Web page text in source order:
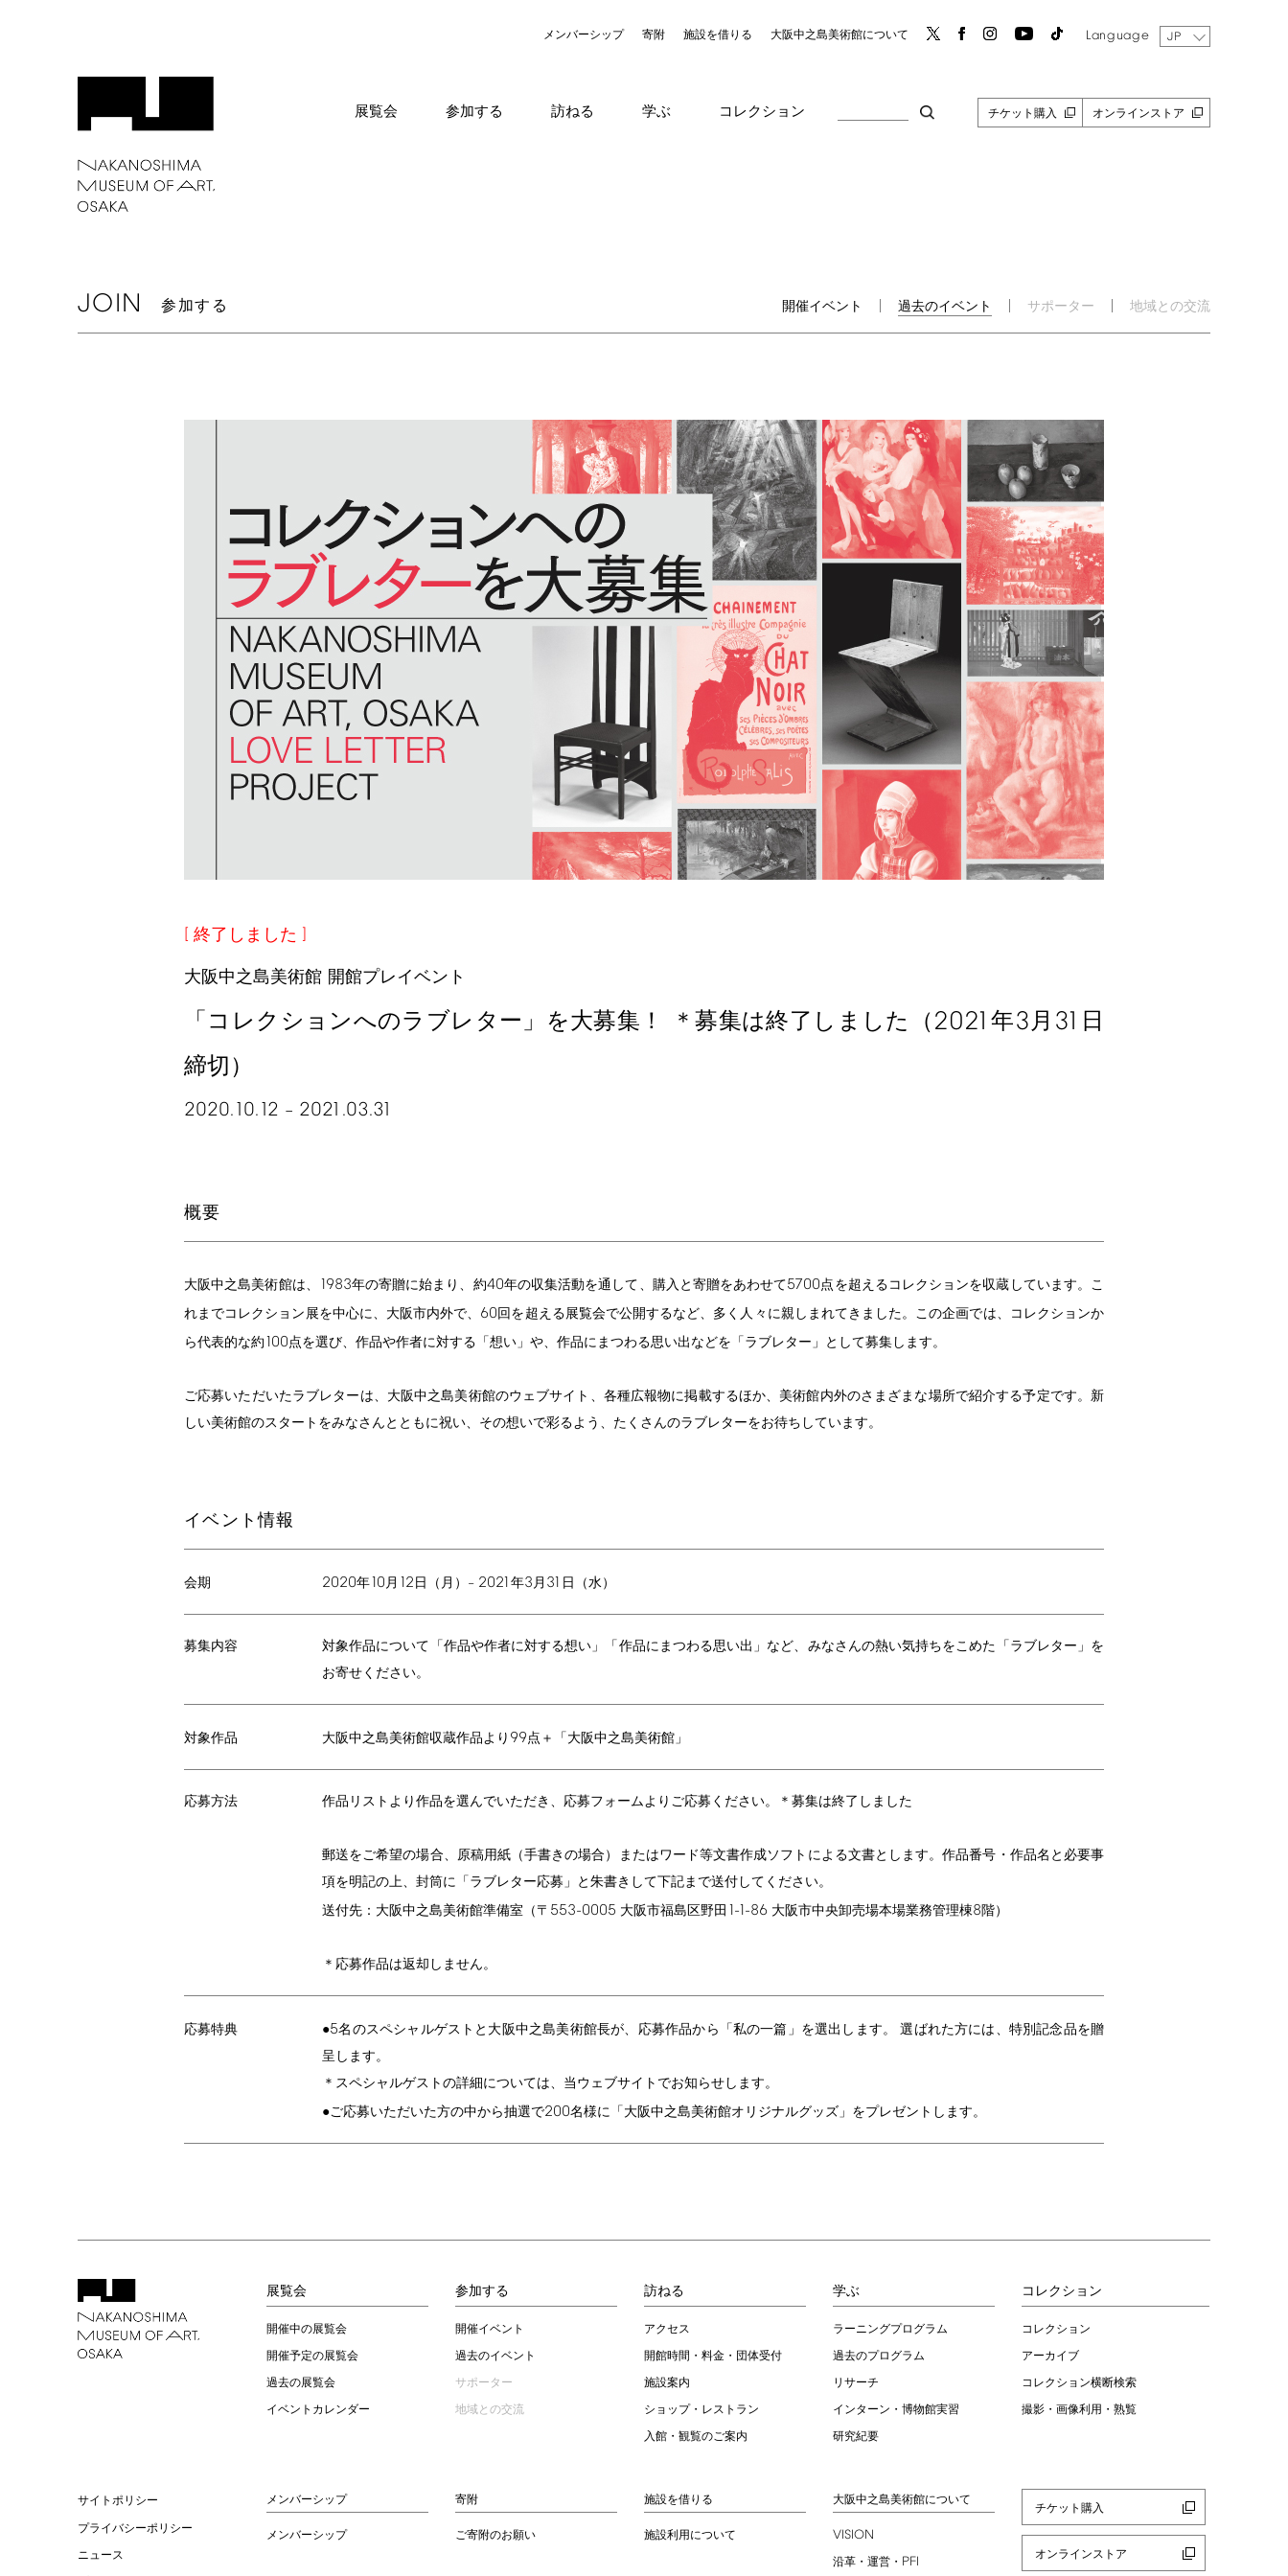
メンバーシップ 寄附 施設を借りる 大阪中之島美術館について Language JP
展覧会 参加する 訪ねる 学ぶ コレクション チケット購入 オンラインストア
JOIN 参加する 開催イベント 過去のイベント サポーター 地域との交流
終了しました
大阪中之島美術館 開館プレイベント
「コレクションへのラブレター」を大募集！ ＊募集は終了しました（2021年3月 31 日
締切）
2020.10.12 – 2021.03.31
概要
大阪中之島美術館は、 1983年の寄贈に始まり、約40年の収集活動を通して、購入と寄贈をあわせて5700点を超えるコレクションを収蔵しています。こ
れまでコレクション展を中心に、大阪市内外で、 60回を超える展覧会で公開するなど、多く人々に親しまれてきました。この企画では、コレクションか
ら代表的な約100点を選び、作品や作者に対する「想い」や、作品にまつわる思い出などを「ラブレター」として募集します。
ご応募いただいたラブレターは、大阪中之島美術館のウェブサイト、各種広報物に掲載するほか、美術館内外のさまざまな場所で紹介する予定です。新
しい美術館のスタートをみなさんとともに祝い、その想いで彩るよう、たくさんのラブレターをお待ちしています。
イベント情報
会期 2020年10月 12 日（月）– 2021年3月 31 日（水）
募集内容
対象作品について「作品や作者に対する想い」「作品にまつわる思い出」など、みなさんの熱い気持ちをこめた「ラブレター」を
お寄せください。
対象作品 大阪中之島美術館収蔵作品より 99点＋「大阪中之島美術館」
応募方法 作品リストより作品を選んでいただき、応募フォームよりご応募ください。＊募集は終了しました
郵送をご希望の場合、原稿用紙（手書きの場合）またはワード等文書作成ソフトによる文書とします。作品番号・作品名と必要事
項を明記の上、封筒に「ラブレター応募」と朱書きして下記まで送付してください。
送付先：大阪中之島美術館準備室（〒 553-0005 大阪市福島区野田 1-1-86 大阪市中央卸売場本場業務管理棟8階）
＊応募作品は返却しません。
応募特典 ●5名のスペシャルゲストと大阪中之島美術館長が、応募作品から「私の一篇」を選出します。 選ばれた方には、特別記念品を贈
呈します。
＊スペシャルゲストの詳細については、当ウェブサイトでお知らせします。
●ご応募いただいた方の中から抽選で200名様に「大阪中之島美術館オリジナルグッズ」をプレゼントします。
展覧会
開催中の展覧会
開催予定の展覧会
過去の展覧会
イベントカレンダー
参加する
開催イベント
過去のイベント
サポーター
地域との交流
訪ねる
アクセス
開館時間・料金・団体受付
施設案内
ショップ・レストラン
入館・観覧のご案内
学ぶ
ラーニングプログラム
過去のプログラム
リサーチ
インターン・博物館実習
研究紀要
コレクション
コレクション
アーカイブ
コレクション横断検索
撮影・画像利用・熟覧
サイトポリシー
プライバシーポリシー
ニュース
メンバーシップ
メンバーシップ
寄附
ご寄附のお願い
施設を借りる
施設利用について
大阪中之島美術館について
VISION
沿革・運営・ PFI
チケット購入
オンラインストア